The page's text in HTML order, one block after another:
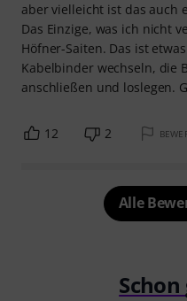
aber vielleicht ist das auch
Das Einzige, was ich nicht
Höfner-Saiten. Das ist
Kabelbinder wechseln, die
anschließen und loslegen.
12 2
Alle